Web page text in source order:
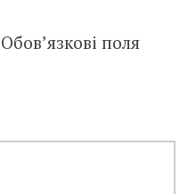
Обов’язкові поля